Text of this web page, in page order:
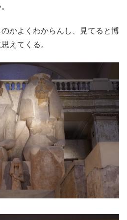
かよくわからんし、見てると博
えてくる。